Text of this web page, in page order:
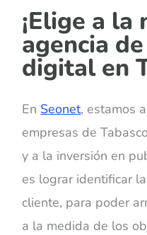
¡Elige a la
agencia
digital en
En Seonet, estamos
empresas de
y a la inversión en
es lograr identificar
cliente, para poder
a la medida de los